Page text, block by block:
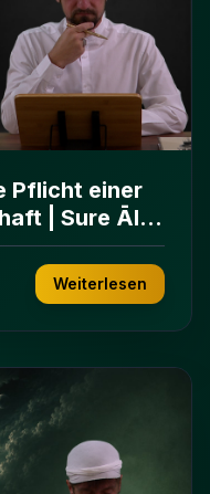
Pflicht einer
| Sure Āl
Weiterlesen